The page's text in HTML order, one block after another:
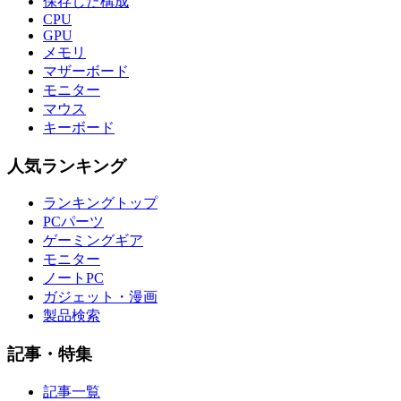
CPU
GPU
メモリ
マザーボード
モニター
マウス
キーボード
人気ランキング
ランキングトップ
PCパーツ
ゲーミングギア
モニター
ノートPC
ガジェット・漫画
製品検索
記事・特集
記事一覧